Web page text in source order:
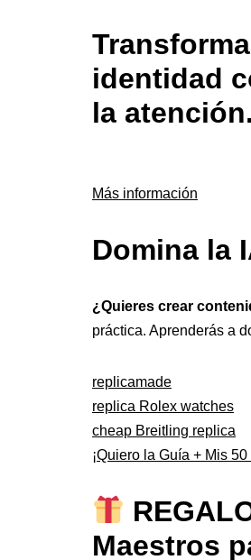
identidad
la atención.
Más información
Domina la
¿Quieres crear
práctica. Aprenderás a
replicamade
replica Rolex watches
cheap Breitling replica
¡Quiero la Guía + Mis
Maestros